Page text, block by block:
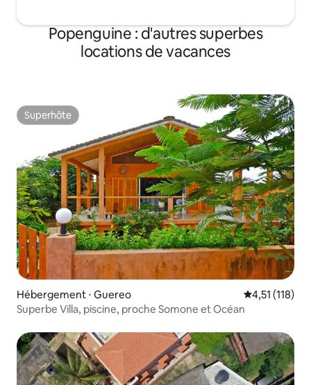
Popenguine : d'autres superbes
locations de vacances
Superhôte
Superhôte
Hébergement ⋅ Guereo Évaluation
4,51 (118)
Superbe Villa, piscine, proche Somone et Océan